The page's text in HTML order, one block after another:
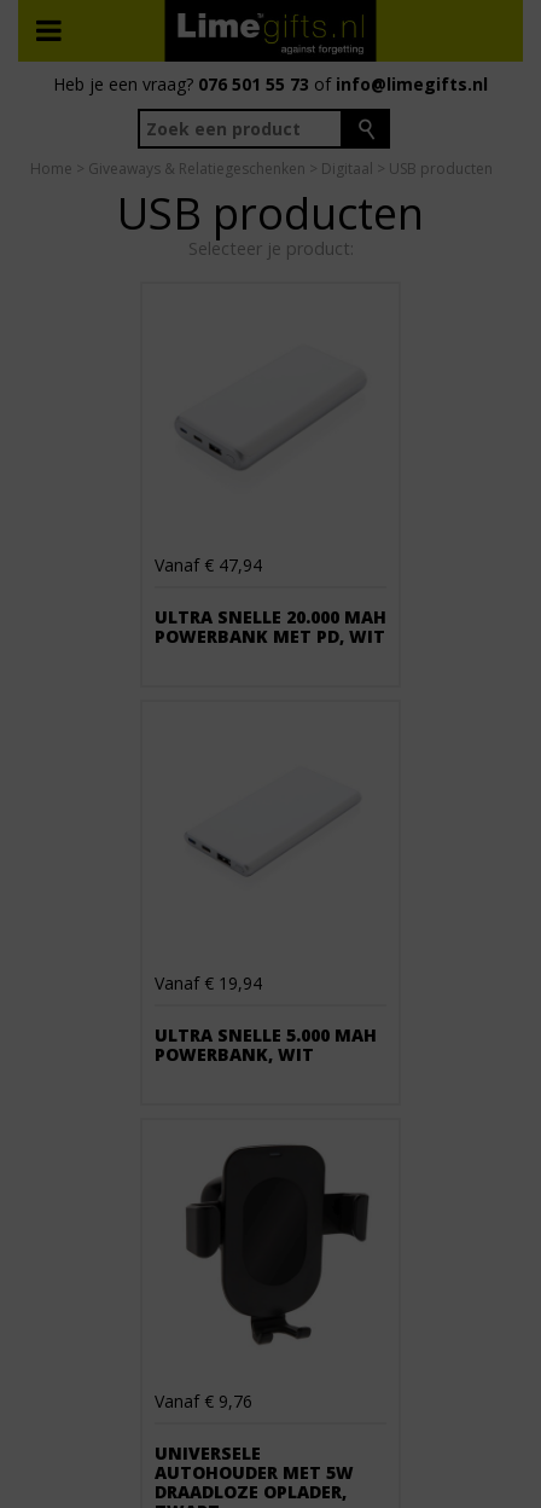
Heb je een vraag? 076 501 55 73 of info@limegifts.nl
Home > Giveaways & Relatiegeschenken > Digitaal > USB producten
USB producten
Selecteer je product:
Vanaf € 47,94
ULTRA SNELLE 20.000 MAH
POWERBANK MET PD, WIT
Vanaf € 19,94
ULTRA SNELLE 5.000 MAH
POWERBANK, WIT
Vanaf € 9,76
UNIVERSELE
AUTOHOUDER MET 5W
DRAADLOZE OPLADER,